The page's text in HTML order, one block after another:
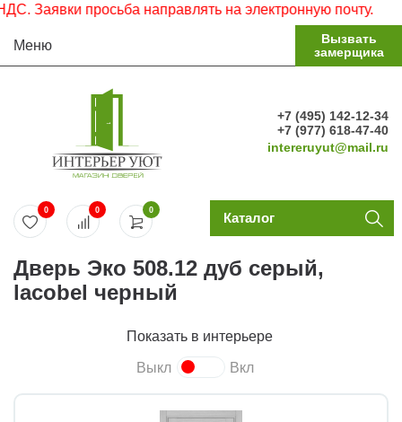
просьба направлять на электронную почту.
Меню
Вызвать
замерщика
+7 (495) 142-12-34
+7 (977) 618-47-40
intereruyut@mail.ru
0
0 0 Каталог
Дверь Эко 508.12 дуб серый,
lacobel черный
Показать в интерьере
Выкл Вкл